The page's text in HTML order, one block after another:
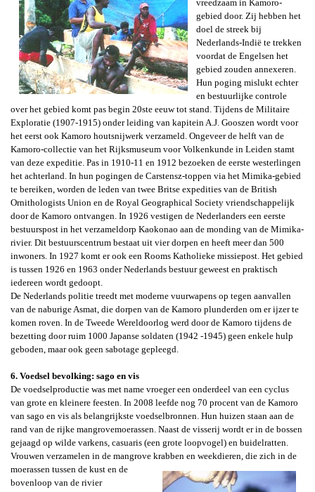
vreedzaam in Kamoro-
gebied door. Zij hebben het
doel de streek bij
Nederlands-Indië te trekken
voordat de Engelsen het
gebied zouden annexeren.
Hun poging mislukt echter
en bestuurlijke controle
over het gebied komt pas begin 20ste eeuw tot stand. Tijdens de Militaire
Exploratie (1907-1915) onder leiding van kapitein A.J. Gooszen wordt voor
het eerst ook Kamoro houtsnijwerk verzameld. Ongeveer de helft van de
Kamoro-collectie van het Rijksmuseum voor Volkenkunde in Leiden stamt
van deze expeditie. Pas in 1910-11 en 1912 bezoeken de eerste westerlingen
het achterland. In hun pogingen de Carstensz-toppen via het Mimika-gebied
te bereiken, worden de leden van twee Britse expedities van de British
Ornithologists Union en de Royal Geographical Society vriendschappelijk
door de Kamoro ontvangen. In 1926 vestigen de Nederlanders een eerste
bestuurspost in het verzameldorp Kaokonao aan de monding van de Mimika-
rivier. Dit bestuurscentrum bestaat uit vier dorpen en heeft meer dan 500
inwoners. In 1927 komt er ook een Rooms Katholieke missiepost. Het gebied
is tussen 1926 en 1963 onderNederlands bestuur geweest en praktisch
iedereen wordt gedoopt.
De Nederlands politie treedt met moderne vuurwapens op tegen aanvallen
van de naburige Asmat, die dorpen van de Kamoro plunderden om er ijzer te
komen roven . In de Tweede Wereldoorlog werd door de Kamoro tijdens de
bezetting door ruim 1000 Japanse soldaten (1942 -1945) geen enkele hulp
geboden, maar ook geen sabotage gepleegd.
6. Voedsel bevolking: sago en vis
De voedselproductie was met name vroeger een onderdeel van een cyclus
van grote en kleinere feesten. In 2008 leefde nog 70 procent van de Kamoro
van sago en vis als belangrijkste voedselbronnen. Hun huizen staan aan de
rand van de rijke mangrovemoerassen. Naast de visserij wordt er in de bossen
gejaagd op wilde varkens, casuaris (een grote loopvogel) en buidelratten.
Vrouwen verzamelen in de mangrove krabben en weekdieren, die zich in de
moerassen tussen de kust en de
bovenloop van de rivier